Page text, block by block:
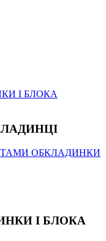
І БЛОКА
ОБКЛАДИНКИ
І БЛОКА